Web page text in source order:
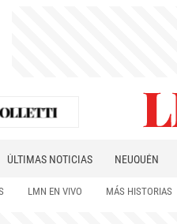
ÚLTIMAS NOTICIAS NEUQUÉN
LMN EN VIVO MÁS HISTORIAS